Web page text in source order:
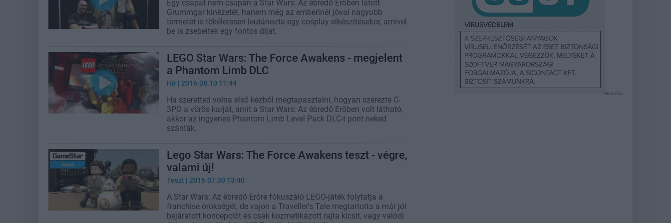
Egy csapat nem csupán a Star Wars: Az ébredő Erőben látott
Grummgar kinézetét, hanem még az emberinél jóval nagyobb
termetét is tökéletesen leutánozta egy cosplay elkészítésekor, amivel
be is zsebeltek egy fontos díjat.
LEGO Star Wars: The Force Awakens - megjelent
a Phantom Limb DLC
Hír | 2016.08.10 11:44
Ha szeretted volna első kézből megtapasztalni, hogyan szerezte C-
3PO a vörös karját, amit a Star Wars: Az ébredő Erőben volt látható,
akkor az ingyenes Phantom Limb Level Pack DLC-t pont neked
szánták.
Lego Star Wars: The Force Awakens teszt - végre,
valami új!
Teszt | 2016.07.30 13:40
A Star Wars: Az ébredő Erőre fókuszáló LEGO-játék folytatja a
franchise örökségét, de vajon a Traveller's Tale megtartotta a már jól
bejáratott koncepciót és csak kozmetikázott rajta kicsit, vagy valódi
Hirdetés